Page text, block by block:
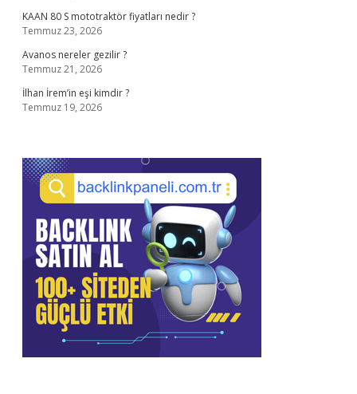
KAAN 80 S mototraktör fiyatları nedir ?
Temmuz 23, 2026
Avanos nereler gezilir ?
Temmuz 21, 2026
İlhan İrem’in eşi kimdir ?
Temmuz 19, 2026